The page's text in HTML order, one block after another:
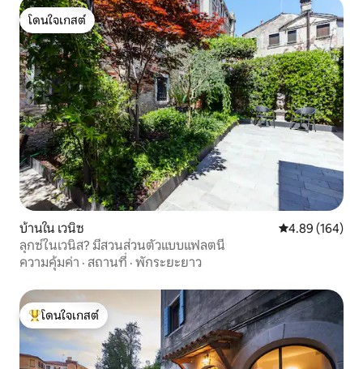
โดนใจเกสต์
โดนใจเกสต์
บ้านใน เวนิซ คะแนนเฉลี่ย
4.89 (164)
ลุกซ์ในเวนิส? มีสวนส่วนตัวแบบแฟลตนี้
ความคุ้มค่า · สถานที่ · พักระยะยาว
โดนใจเกสต์ที่สุด
โดนใจเกสต์